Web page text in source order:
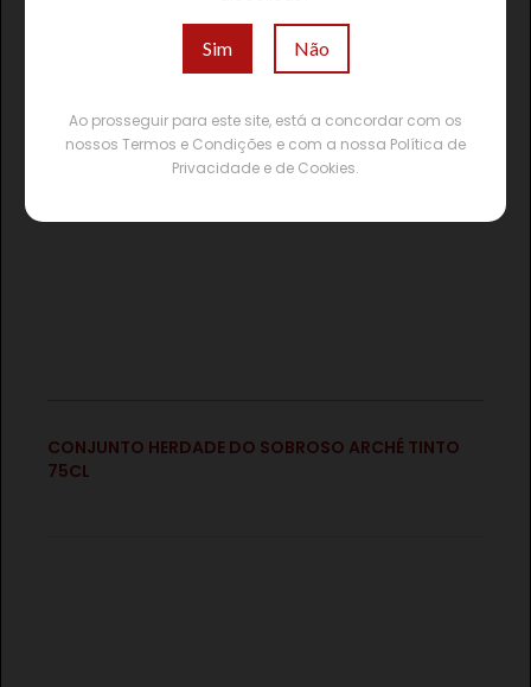
CONJUNTO HERDADE DO SOBROSO ARCHÉ TINTO
75CL
Sim Não
Ao prosseguir para este site, está a concordar com os
nossos Termos e Condições e com a nossa Política de
Privacidade e de Cookies.